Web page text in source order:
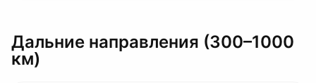
Дальние направления (300–1000
км)